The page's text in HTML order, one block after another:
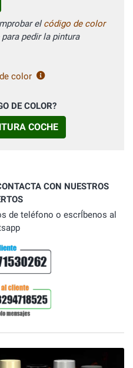
elcódigo de color
pedir la pintura
color
DE COLOR?
COCHE
CON NUESTROS
de teléfono o escrÍbenos al